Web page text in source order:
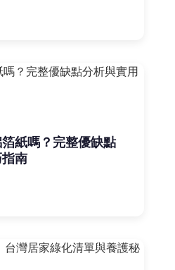
紙嗎？完整優缺點
南